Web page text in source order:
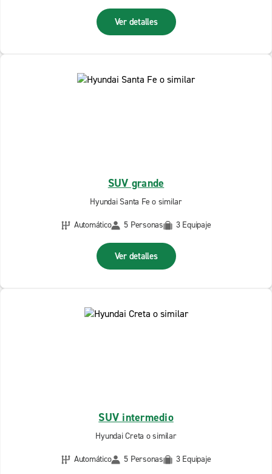
Ver detalles
SUV grande
Hyundai Santa Fe o similar
Automático
5 Personas 3 Equipaje
Ver detalles
SUV intermedio
Hyundai Creta o similar
Automático
5 Personas 3 Equipaje